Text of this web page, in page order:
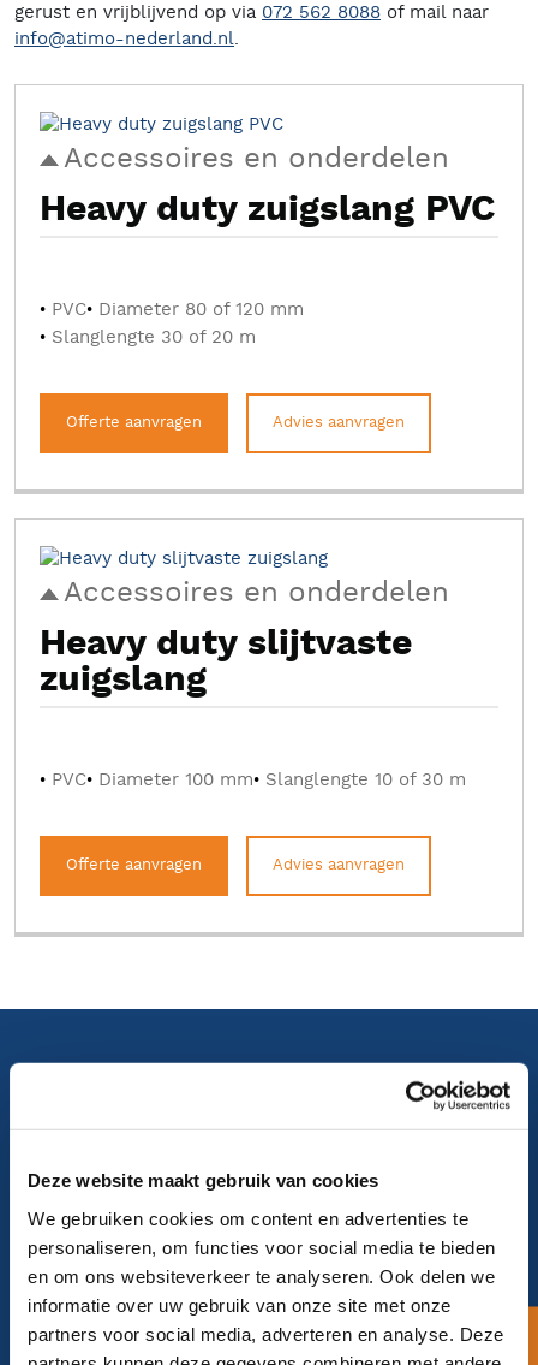
Deze website maakt gebruik van cookies
We gebruiken cookies om content en advertenties te
personaliseren, om functies voor social media te bieden
en om ons websiteverkeer te analyseren. Ook delen we
informatie over uw gebruik van onze site met onze
partners voor social media, adverteren en analyse. Deze
gerust en vrijblijvend op via 072 562 8088 of mail naar
info@atimo-nederland.nl.
Accessoires en onderdelen
Heavy duty zuigslang PVC
PVC Diameter 80 of 120 mm
Slanglengte 30 of 20 m
Offerte aanvragen Advies aanvragen
Accessoires en onderdelen
Heavy duty slijtvaste
zuigslang
PVC Diameter 100 mm Slanglengte 10 of 30 m
Offerte aanvragen Advies aanvragen
Stel uw vraag.
En wij nemen snel contact met u
op.
Uw vraag bij ons neerleggen